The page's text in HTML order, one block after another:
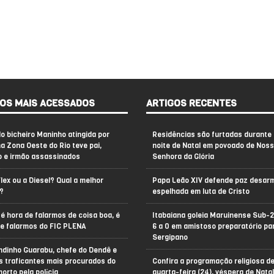
MAIS ACESSADOS
bicheiro Maninho atingida por
Zona Oeste do Rio teve pai,
e irmão assassinados
ou a Diesel? Qual a melhor
hora de falarmos de coisa boa, é
falarmos do FIC PLENA
Guarabu, chefe do Dendê e
traficantes mais procurados do
ARTIGOS RECENTES
Residências são furtadas durante
noite de Natal em povoado de
Senhora da Glória
Papa Leão XIV defende paz
espelhada em luta de Cristo
Itabaiana goleia Maruinense Sub-
6 a 0 em amistoso preparatório
Sergipano
Confira a programação religiosa